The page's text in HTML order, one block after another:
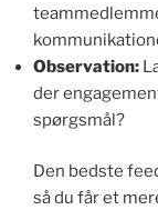
Observation:
der
spørgsmål?
Den bedste
så du får et